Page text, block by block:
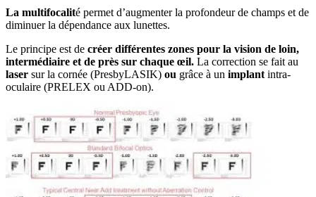
La multifocalité permet d’augmenter la profondeur de champs et de
diminuer la dépendance aux lunettes.
Le principe est de créer différentes zones pour la vision de loin,
intermédiaire et de près sur chaque œil. La correction se fait au
laser sur la cornée (PresbyLASIK) ou grâce à un implant intra-
oculaire (PRELEX ou ADD-on).